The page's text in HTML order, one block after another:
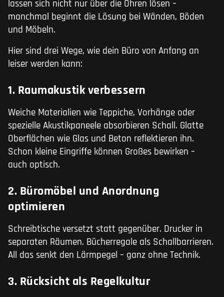
lassen sich nicht nur über die Ohren lösen –
manchmal beginnt die Lösung bei Wänden, Böden
und Möbeln.
Hier sind drei Wege, wie dein Büro von Anfang an
leiser werden kann:
1. Raumakustik verbessern
Weiche Materialien wie Teppiche, Vorhänge oder
spezielle Akustikpaneele absorbieren Schall. Glatte
Oberflächen wie Glas und Beton reflektieren ihn.
Schon kleine Eingriffe können Großes bewirken –
auch optisch.
2. Büromöbel und Anordnung
optimieren
Schreibtische versetzt statt gegenüber. Drucker in
separaten Räumen. Bücherregale als Schallbarrieren.
All das senkt den Lärmpegel – ganz ohne Technik.
3. Rücksicht als Regelkultur